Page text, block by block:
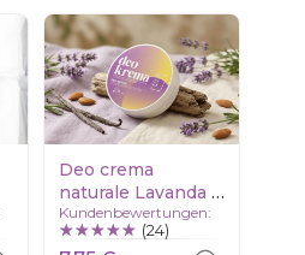
Deo crema
naturale Lavanda /
Vaniglia
Kundenbewertungen:
(24)